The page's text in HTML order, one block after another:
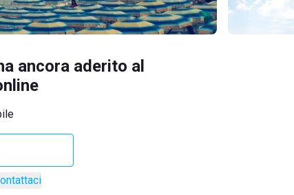
ancora aderito al